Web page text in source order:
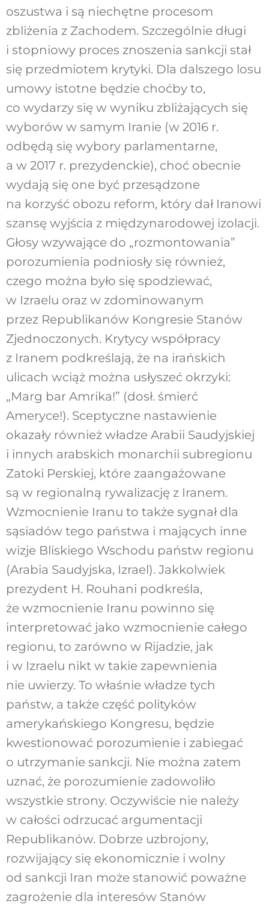
oszustwa i są niechętne procesom
zbliżenia z Zachodem. Szczególnie długi
i stopniowy proces znoszenia sankcji stał
się przedmiotem krytyki. Dla dalszego losu
umowy istotne będzie choćby to,
co wydarzy się w wyniku zbliżających się
wyborów w samym Iranie (w 2016 r.
odbędą się wybory parlamentarne,
a w 2017 r. prezydenckie), choć obecnie
wydają się one być przesądzone
na korzyść obozu reform, który dał Iranowi
szansę wyjścia z międzynarodowej izolacji.
Głosy wzywające do „rozmontowania”
porozumienia podniosły się również,
czego można było się spodziewać,
w Izraelu oraz w zdominowanym
przez Republikanów Kongresie Stanów
Zjednoczonych. Krytycy współpracy
z Iranem podkreślają, że na irańskich
ulicach wciąż można usłyszeć okrzyki:
„Marg bar Amrika!” (dosł. śmierć
Ameryce!). Sceptyczne nastawienie
okazały również władze Arabii Saudyjskiej
i innych arabskich monarchii subregionu
Zatoki Perskiej, które zaangażowane
są w regionalną rywalizację z Iranem.
Wzmocnienie Iranu to także sygnał dla
sąsiadów tego państwa i mających inne
wizje Bliskiego Wschodu państw regionu
(Arabia Saudyjska, Izrael). Jakkolwiek
prezydent H. Rouhani podkreśla,
że wzmocnienie Iranu powinno się
interpretować jako wzmocnienie całego
regionu, to zarówno w Rijadzie, jak
i w Izraelu nikt w takie zapewnienia
nie uwierzy. To właśnie władze tych
państw, a także część polityków
amerykańskiego Kongresu, będzie
kwestionować porozumienie i zabiegać
o utrzymanie sankcji. Nie można zatem
uznać, że porozumienie zadowoliło
wszystkie strony. Oczywiście nie należy
w całości odrzucać argumentacji
Republikanów. Dobrze uzbrojony,
rozwijający się ekonomicznie i wolny
od sankcji Iran może stanowić poważne
zagrożenie dla interesów Stanów